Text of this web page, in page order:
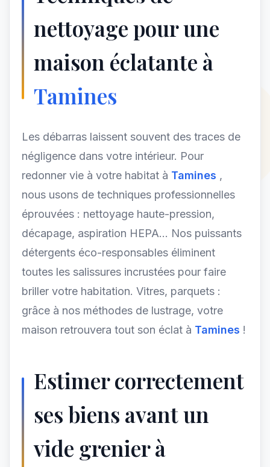
nettoyage pour une
maison éclatante à
Tamines
Les débarras laissent souvent des traces de
négligence dans votre intérieur. Pour
redonner vie à votre habitat à Tamines ,
nous usons de techniques professionnelles
éprouvées : nettoyage haute-pression,
décapage, aspiration HEPA... Nos puissants
détergents éco-responsables éliminent
toutes les salissures incrustées pour faire
briller votre habitation. Vitres, parquets :
grâce à nos méthodes de lustrage, votre
maison retrouvera tout son éclat à Tamines !
Estimer correctement
ses biens avant un
vide grenier à